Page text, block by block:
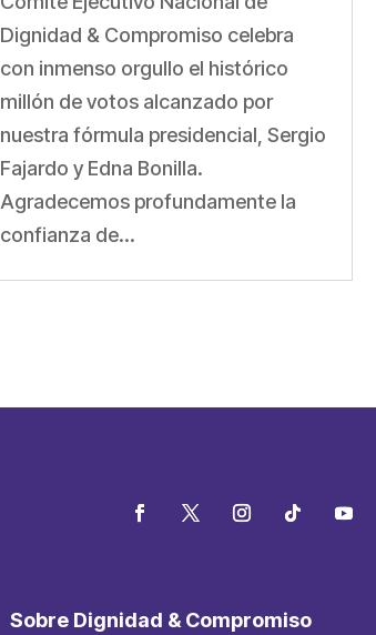
Dignidad & Compromiso celebra
con inmenso orgullo el histórico
millón de votos alcanzado por
nuestra fórmula presidencial, Sergio
Fajardo y Edna Bonilla.
Agradecemos profundamente la
confianza de...
Sobre Dignidad & Compromiso